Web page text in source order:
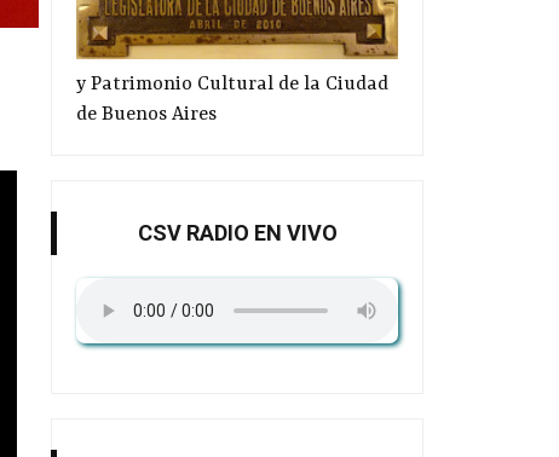
y Patrimonio Cultural de la Ciudad
de Buenos Aires
CSV RADIO EN VIVO